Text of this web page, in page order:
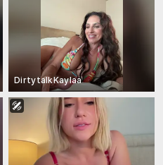
DirtytalkKaylaa